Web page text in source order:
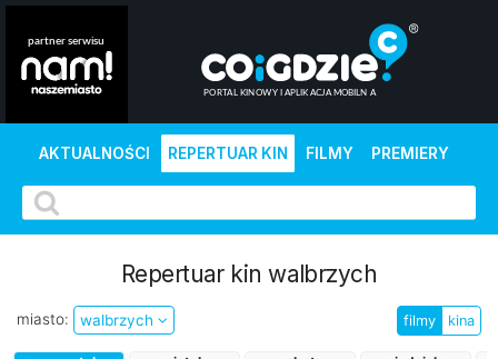
AKTUALNOŚCI REPERTUAR KIN FILMY PREMIERY
Repertuar kin walbrzych
miasto: walbrzych filmy kina